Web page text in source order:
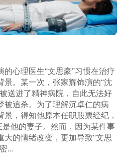
的心理医生“文思豪”习惯在治疗
。某一次，张家辉饰演的“沈
送进了精神病院，自此无法好
被追杀。为了理解沉卓仁的病
，得知他原本任职股票经纪，
是他的妻子。然而，因为某件事
的情绪改变，更加导致“文思
…